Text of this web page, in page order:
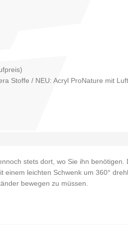
Stoffe / NEU: Acryl ProNature mit
bewegen zu müssen.